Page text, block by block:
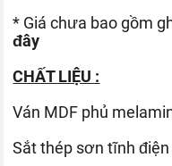
* Giá chưa bao gồm
đây
CHẤT LIỆU :
Ván MDF phủ
Sắt thép sơn tĩnh